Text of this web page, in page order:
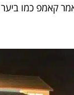
קאמפ כמו